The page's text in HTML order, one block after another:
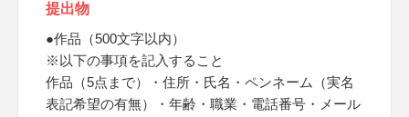
提出物
●作品（500文字以内）
※以下の事項を記入すること
作品（5点まで）・住所・氏名・ペンネーム（実名
表記希望の有無）・年齢・職業・電話番号・メール